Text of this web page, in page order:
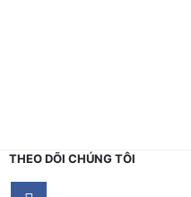
THEO DÕI CHÚNG TÔI